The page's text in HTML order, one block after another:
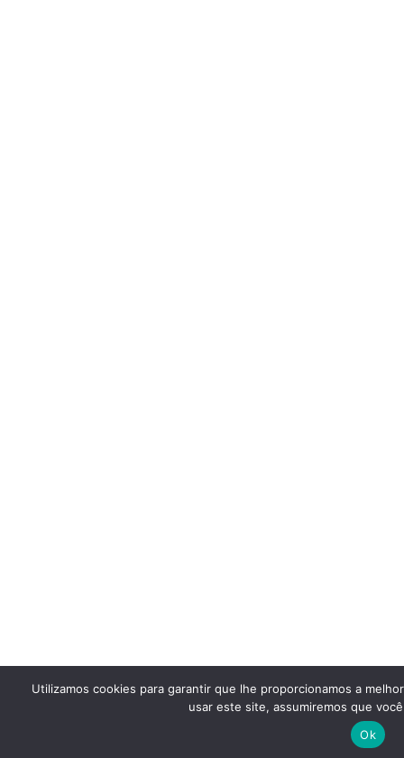
Utilizamos cookies para garantir que lhe proporcionamos a
usar este site, assumiremos que
Ok